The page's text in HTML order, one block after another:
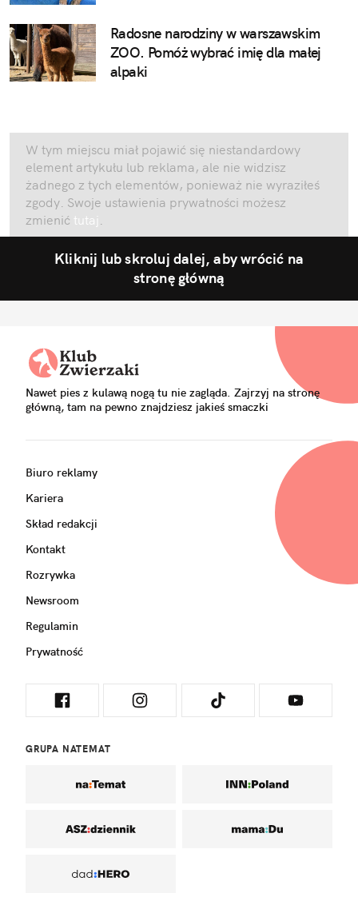
Radosne narodziny w warszawskim
ZOO. Pomóż wybrać imię dla małej
alpaki
W tym miejscu miał pojawić się niestandardowy
element artykułu lub reklama, ale nie widzisz
żadnego z tych elementów, ponieważ nie wyraziłeś
zgody. Swoje ustawienia prywatności możesz
zmienić tutaj .
Kliknij lub skroluj dalej, aby wrócić na
stronę główną
Nawet pies z kulawą nogą tu nie zagląda. Zajrzyj na stronę
główną, tam na pewno znajdziesz jakieś smaczki
Biuro reklamy
Kariera
Skład redakcji
Kontakt
Rozrywka
Newsroom
Regulamin
Prywatność
GRUPA NATEMAT